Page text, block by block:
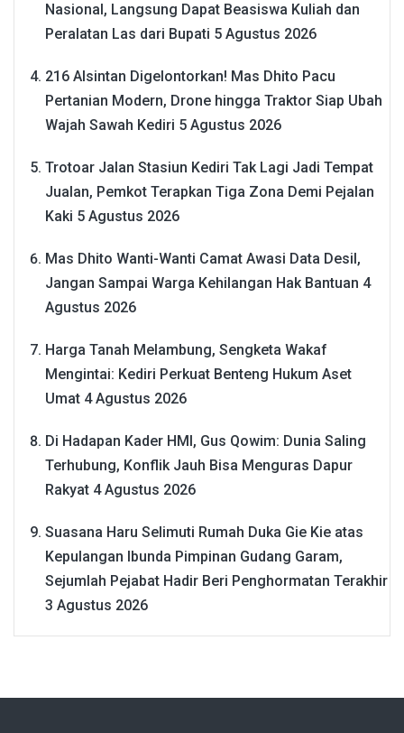
Nasional, Langsung Dapat Beasiswa Kuliah dan
Peralatan Las dari Bupati 5 Agustus 2026
216 Alsintan Digelontorkan! Mas Dhito Pacu
Pertanian Modern, Drone hingga Traktor Siap Ubah
Wajah Sawah Kediri 5 Agustus 2026
Trotoar Jalan Stasiun Kediri Tak Lagi Jadi Tempat
Jualan, Pemkot Terapkan Tiga Zona Demi Pejalan
Kaki 5 Agustus 2026
Mas Dhito Wanti-Wanti Camat Awasi Data Desil,
Jangan Sampai Warga Kehilangan Hak Bantuan 4
Agustus 2026
Harga Tanah Melambung, Sengketa Wakaf
Mengintai: Kediri Perkuat Benteng Hukum Aset
Umat 4 Agustus 2026
Di Hadapan Kader HMI, Gus Qowim: Dunia Saling
Terhubung, Konflik Jauh Bisa Menguras Dapur
Rakyat 4 Agustus 2026
Suasana Haru Selimuti Rumah Duka Gie Kie atas
Kepulangan Ibunda Pimpinan Gudang Garam,
Sejumlah Pejabat Hadir Beri Penghormatan Terakhir
3 Agustus 2026